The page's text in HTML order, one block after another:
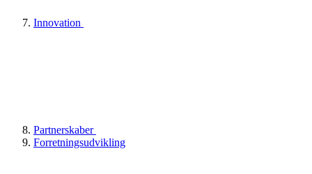
Innovation
Partnerskaber
Forretningsudvikling